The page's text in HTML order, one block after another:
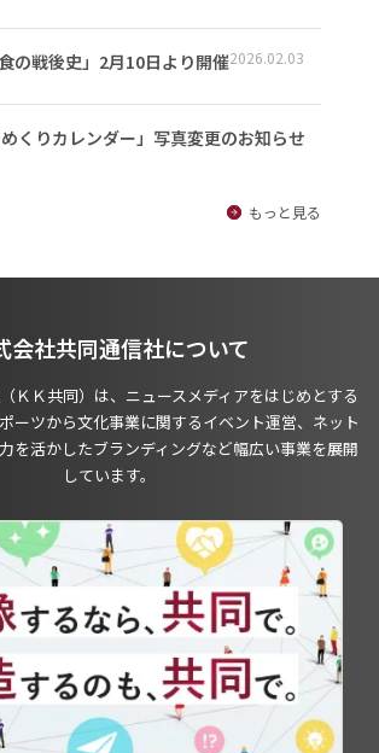
の戦後史」2月10日より開催2026.02.03
めくりカレンダー」写真変更のお知らせ
もっと見る
会社共同通信社について
ＫＫ共同）は、ニュースメディアをはじめとする
ーツから文化事業に関するイベント運営、ネット
を活かしたブランディングなど幅広い事業を展開
しています。